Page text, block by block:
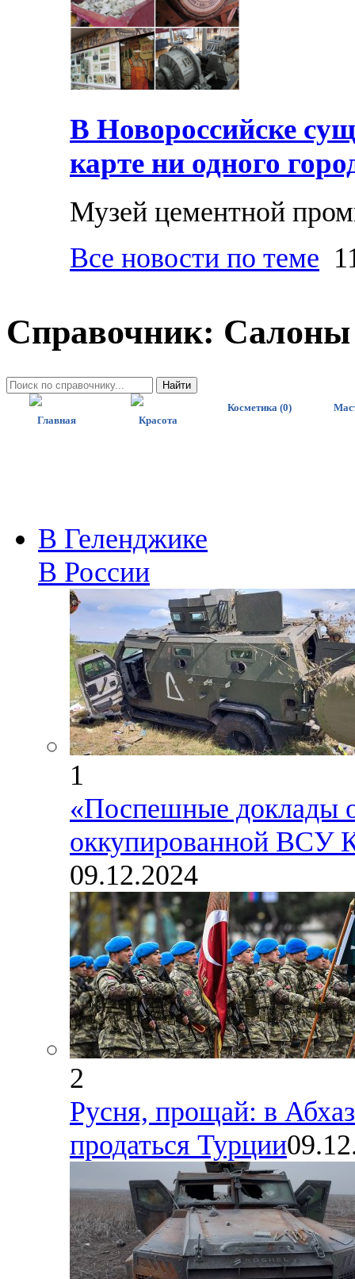
В Новороссийске
карте ни одного
Музей цементной
Все новости по теме
Справочник: Салоны
Главная Красота
Косметика (0)
В Геленджике
В России
1
«Поспешные доклады
оккупированной ВСУ
09.12.2024
2
Русня, прощай: в
продаться Турции